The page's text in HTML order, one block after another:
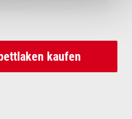
kaufen